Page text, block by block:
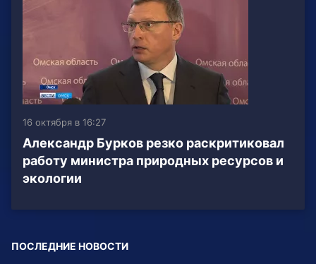
16 октября в 16:27
Александр Бурков резко раскритиковал
работу министра природных ресурсов и
экологии
ПОСЛЕДНИЕ НОВОСТИ